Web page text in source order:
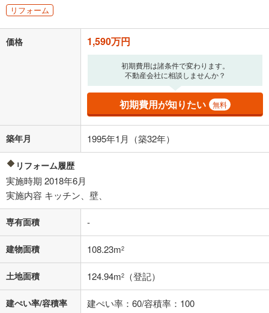
る値は、実際の金融機関等における貸出金利とは何ら関係がなく、実際
の金融機関等における貸出金利を何ら保証するものではありません。返
済方法「元利均等返済」にて算出しております。入力された金利を35年
適用した場合の計算結果を表示しています。
その他月額費用や、初期費用がかかります。ご注意ください。実際にお
借り入れの際は各金融機関等に、必ずご自身でご確認をお願いいたしま
条件によってお借り入れができないことがあります。
不動産会社に購入相談をする 無料
リフォーム
価格 1,590万円
初期費用は諸条件で変わります。
不動産会社に相談しませんか？
初期費用が知りたい 無料
築年月 1995年1月（築32年）
リフォーム履歴
実施時期 2018年6月
実施内容 キッチン、壁、
専有面積 -
建物面積 108.23m2
土地面積 124.94m2 （登記）
建ぺい率/容積率 建ぺい率：60/容積率：100